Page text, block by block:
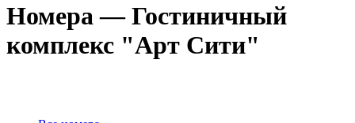
Номера — Гостиничный
комплекс "Арт Сити"